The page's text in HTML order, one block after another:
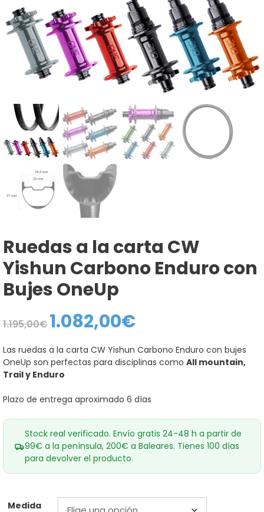
Ruedas a la carta CW
Yishun Carbono Enduro con
Bujes OneUp
1.195,00€
El
precio
era:
1.195,00€.
1.082,00€El
precio
es:
1.082,00€.
Las ruedas a la carta CW Yishun Carbono Enduro con bujes
OneUp son perfectas para disciplinas como All mountain,
Trail y Enduro
Plazo de entrega aproximado 6 días
Stock real verificado. Envío gratis 24-48 h a partir de
99€ a la península, 200€ a Baleares. Tienes 100 días
para devolver el producto.
Medida